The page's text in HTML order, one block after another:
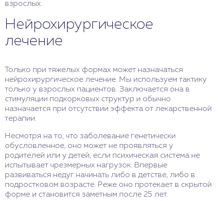
взрослых.
Нейрохирургическое
лечение
Только при тяжелых формах может назначаться
нейрохирургическое лечение. Мы используем тактику
только у взрослых пациентов. Заключается она в
стимуляции подкорковых структур и обычно
назначается при отсутствии эффекта от лекарственной
терапии.
Несмотря на то, что заболевание генетически
обусловленное, оно может не проявляться у
родителей или у детей, если психическая система не
испытывает чрезмерных нагрузок. Впервые
развиваться недуг начинать либо в детстве, либо в
подростковом возрасте. Реже оно протекает в скрытой
форме и становится заметным после 25 лет.